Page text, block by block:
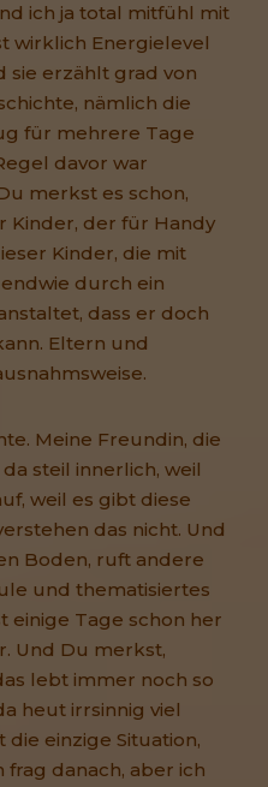
ich ja total mitfühl mit
wirklich Energielevel
sie erzählt grad von
nämlich die
für mehrere Tage
davor war
merkst es schon,
Kinder, der für Handy
Kinder, die mit
durch ein
dass er doch
Eltern und
Meine Freundin, die
steil innerlich, weil
weil es gibt diese
das nicht. Und
Boden, ruft andere
und thematisiertes
einige Tage schon her
Und Du merkst,
lebt immer noch so
heut irrsinnig viel
die einzige Situation,
frag danach, aber ich